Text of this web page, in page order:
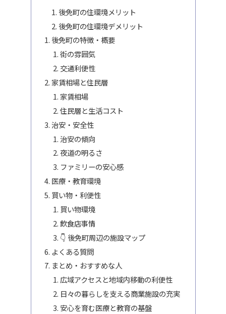
後免町の住環境メリット
後免町の住環境デメリット
後免町の特徴・概要
街の雰囲気
交通利便性
家賃相場と住民層
家賃相場
住民層と生活コスト
治安・安全性
治安の傾向
夜道の明るさ
ファミリーの安心感
医療・教育環境
買い物・利便性
買い物環境
飲食店事情
👇 後免町周辺の施設マップ
よくある質問
まとめ・おすすめな人
広域アクセスと地域内移動の利便性
日々の暮らしを支える商業施設の充実
安心を育む医療と教育の基盤